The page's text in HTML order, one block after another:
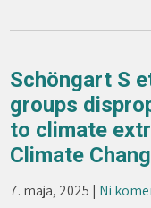
Schöngart S
groups
to climate
Climate
7. maja, 2025 | Ni